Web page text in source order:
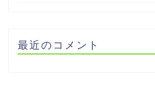
最近のコメント